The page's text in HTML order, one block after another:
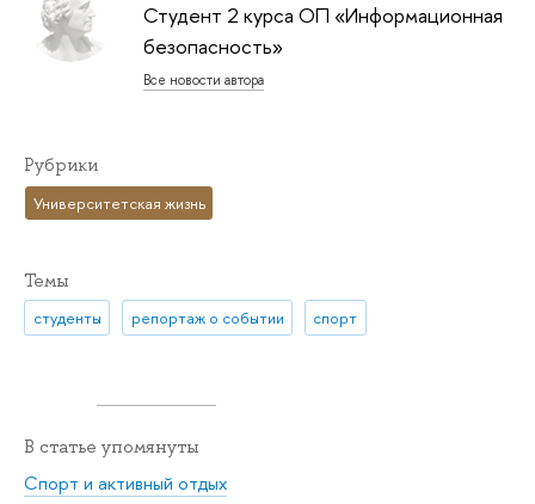
Студент 2 курса ОП «Информационная
безопасность»
Все новости автора
Рубрики
Университетская жизнь
Темы
студенты репортаж о событии спорт
В статье упомянуты
Спорт и активный отдых